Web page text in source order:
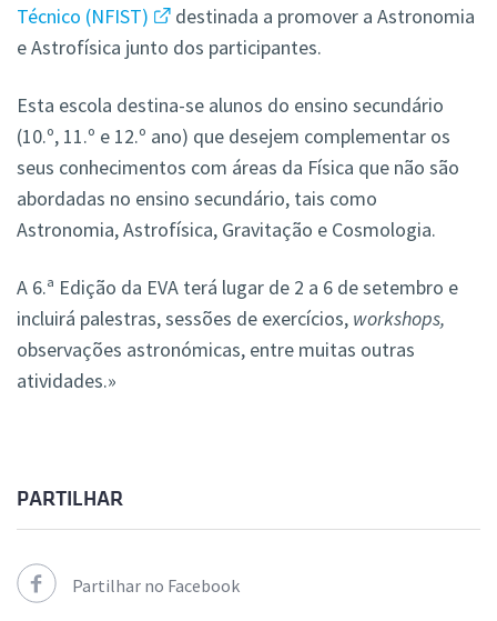
Técnico (NFIST)
destinada a promover a Astronomia
e Astrofísica junto dos participantes.
Esta escola destina-se alunos do ensino secundário
(10.º, 11.º e 12.º ano) que desejem complementar os
seus conhecimentos com áreas da Física que não são
abordadas no ensino secundário, tais como
Astronomia, Astrofísica, Gravitação e Cosmologia.
A 6.ª Edição da EVA terá lugar de 2 a 6 de setembro e
incluirá palestras, sessões de exercícios, workshops,
observações astronómicas, entre muitas outras
atividades.»
PARTILHAR
Partilhar no Facebook